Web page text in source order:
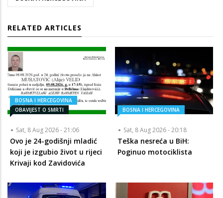
RELATED ARTICLES
BOSNA I HERCEGOVINA
OBAVIJEST O SMRTI
Sat, 8 Aug 2026 - 21:06
Ovo je 24-godišnji mladić
koji je izgubio život u rijeci
Krivaji kod Zavidovića
BOSNA I HERCEGOVINA
Sat, 8 Aug 2026 - 20:18
Teška nesreća u BiH:
Poginuo motociklista